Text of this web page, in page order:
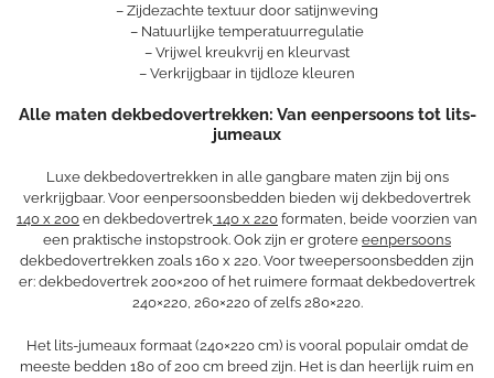
– Zijdezachte textuur door satijnweving
– Natuurlijke temperatuurregulatie
– Vrijwel kreukvrij en kleurvast
– Verkrijgbaar in tijdloze kleuren
Alle maten dekbedovertrekken: Van eenpersoons tot lits-
jumeaux
Luxe dekbedovertrekken in alle gangbare maten zijn bij ons
verkrijgbaar. Voor eenpersoonsbedden bieden wij dekbedovertrek
140 x 200 en dekbedovertrek 140 x 220 formaten, beide voorzien van
een praktische instopstrook. Ook zijn er grotere eenpersoons
dekbedovertrekken zoals 160 x 220. Voor tweepersoonsbedden zijn
er: dekbedovertrek 200×200 of het ruimere formaat dekbedovertrek
240×220, 260×220 of zelfs 280×220.
Het lits-jumeaux formaat (240×220 cm) is vooral populair omdat de
meeste bedden 180 of 200 cm breed zijn. Het is dan heerlijk ruim en